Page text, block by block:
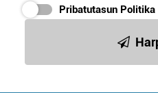
Pribatutasun Politika